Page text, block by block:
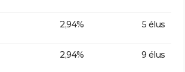
2,94% 5 élus
2,94% 9 élus